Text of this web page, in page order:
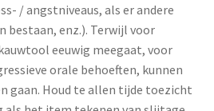
/ angstniveaus, als er andere
bestaan, enz.). Terwijl voor
eeuwig meegaat, voor
orale behoeften, kunnen
gaan. Houd te allen tijde toezicht